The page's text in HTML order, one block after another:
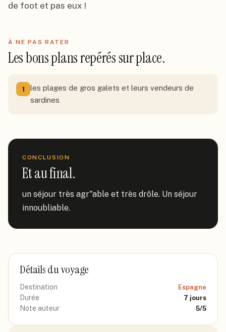
de foot et pas eux !
À NE PAS RATER
Les bons plans repérés sur place.
1
les plages de gros galets et leurs vendeurs de
sardines
CONCLUSION
Et au final.
un séjour très agr"able et très drôle. Un séjour
innoubliable.
Détails du voyage
Destination Espagne
Durée 7 jours
Note auteur 5/5